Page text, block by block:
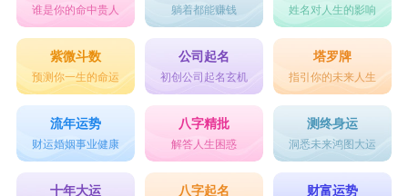
谁是你的命中贵人 躺着都能赚钱 姓名对人生的影响
紫微斗数
预测你一生的命运
公司起名
初创公司起名玄机
塔罗牌
指引你的未来人生
流年运势
财运婚姻事业健康
八字精批
解答人生困惑
测终身运
洞悉未来鸿图大运
十年大运 八字起名 财富运势